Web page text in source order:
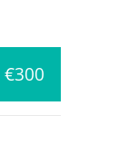
€300